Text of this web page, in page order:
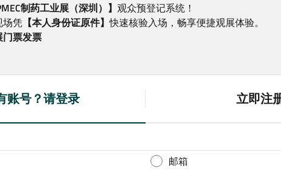
制药工业展（深圳）】 观众预登记系统！
场凭 【本人身份证原件】快速核验入场，畅享便捷观展体验。
票发票
账号？请登录
a
立即注
邮箱